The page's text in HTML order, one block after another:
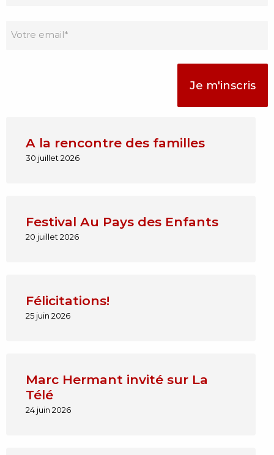
A la rencontre des familles
30 juillet 2026
Festival Au Pays des Enfants
20 juillet 2026
Félicitations!
25 juin 2026
Marc Hermant invité sur La
Télé
24 juin 2026
Email